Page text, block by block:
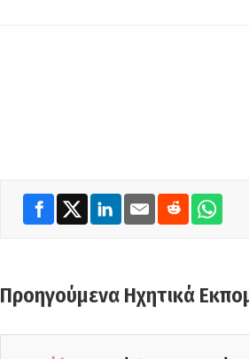
Προηγούμενα Ηχητικά